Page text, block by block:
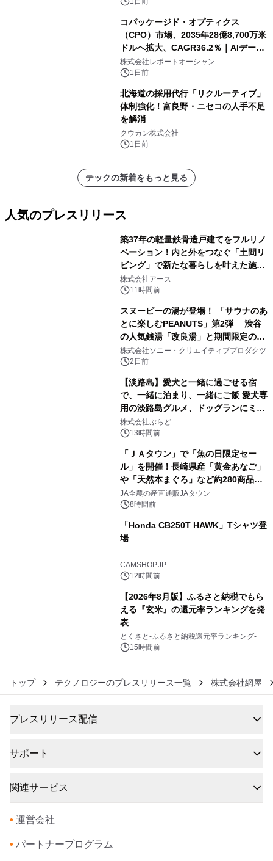
コパッケージド・オプティクス
（CPO）市場、2035年28億8,700万米
ドルへ拡大、CAGR36.2％｜AIデータ
センター・高速光通信需要が成長を加
速
株式会社レポートオーシャン
1日前
北海道の採用代行「リクルーティブ」
体制強化！富良野・ニセコの人手不足
を解消
クウカン株式会社
1日前
テックの新着をもっと見る
人気のプレスリリース
築37年の軽量鉄骨造戸建てをフルリノ
ベーション！内と外をつなぐ「土間リ
ビング」で新たな暮らしを叶えた施工
事例を株式会社アースが公開
株式会社アース
11時間前
スヌーピーの湯が登場！ 「サウナのあ
とに楽しむPEANUTS」第2弾 渋谷
の人気銭湯「改良湯」と期間限定のコ
ラボレーション サウナイキタイコラ
ボグッズも発売決定！
株式会社ソニー・クリエイティブプロダクツ
2日前
【淡路島】愛犬と一緒に過ごせる宿
で、一緒に泊まり、一緒にご飯 愛犬専
用の淡路島グルメ、ドッグランにミニ
プール グランピングとトレーラーハウ
スの2施設で
株式会社ぷらど
13時間前
「ＪＡタウン」で「魚の日限定セー
ル」を開催！長崎県産「黄金あなご」
や「天然本まぐろ」など約280商品を
販売！～毎月１０日の定例企画～
JA全農の産直通販JAタウン
8時間前
「Honda CB250T HAWK」Tシャツ登
場
CAMSHOP.JP
12時間前
【2026年8月版】ふるさと納税でもら
える『玄米』の還元率ランキングを発
表
とくさと-ふるさと納税還元率ランキング-
15時間前
トップ テクノロジーのプレスリリース一覧 株式会社網屋
プレスリリース配信
サポート
関連サービス
• 運営会社
• パートナープログラム